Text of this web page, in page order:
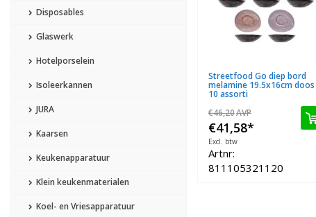
Disposables
Glaswerk
Hotelporselein
Isoleerkannen
JURA
Kaarsen
Keukenapparatuur
Klein keukenmaterialen
Koel- en Vriesapparatuur
Streetfood Go diep bord
melamine 19.5x16cm doos
10 assorti
€46,20AVP
€41,58*
Excl. btw
Artnr:
811105321120